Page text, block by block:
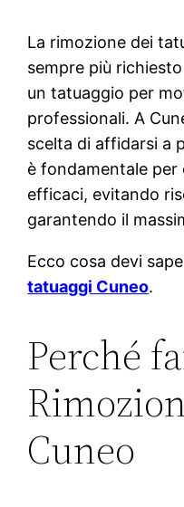
La rimozione dei
sempre più
un tatuaggio per
professionali. A
scelta di affidarsi a
è fondamentale
efficaci, evitando
garantendo il
Ecco cosa devi
tatuaggi Cuneo.
Perché
Cuneo